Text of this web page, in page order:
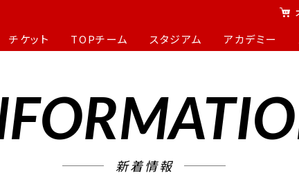
チケット TOPチーム スタジアム アカデミー
新着情報